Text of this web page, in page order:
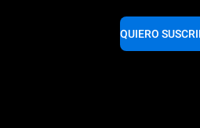
QUIERO